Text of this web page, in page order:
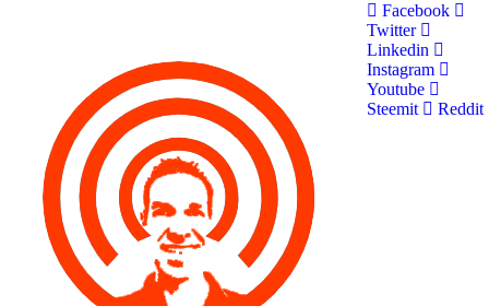
Facebook
Twitter
Linkedin
Instagram
Youtube
Steemit
Reddit